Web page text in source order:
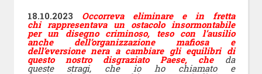
18.10.2023 Occorreva eliminare e in fretta
chi rappresentava un ostacolo insormontabile
per un disegno criminoso, teso con l’ausilio
anche dell’organizzazione mafiosa e
dell’eversione nera a cambiare gli equilibri di
questo nostro disgraziato Paese, cheda
queste stragi, che io ho chiamato e